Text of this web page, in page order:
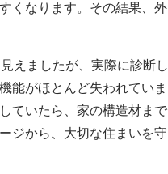
くなります。その結果、外
えましたが、実際に診断し
能がほとんど失われていま
ていたら、家の構造材まで
ジから、大切な住まいを守